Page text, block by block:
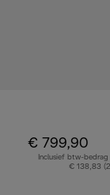
€ 799,90
Inclusief btw-bedrag
€ 138,83